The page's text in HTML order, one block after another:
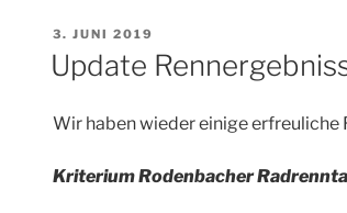
VERÖFFENTLICHT
AM
3. JUNI 2019
Update
Wir haben wieder einige
Kriterium Rodenbacher